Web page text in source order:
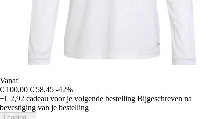
Vanaf
€ 100,00 € 58,45 -42%
+€ 2,92 cadeau voor je volgende bestelling Bijgeschreven na
bevestiging van je bestelling